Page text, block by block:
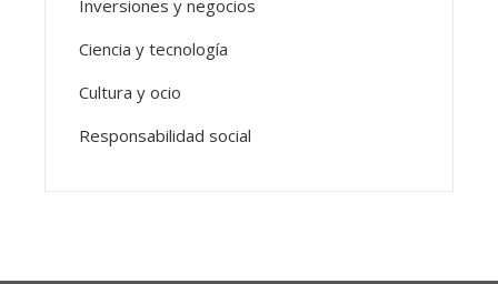
Inversiones y negocios
Ciencia y tecnología
Cultura y ocio
Responsabilidad social